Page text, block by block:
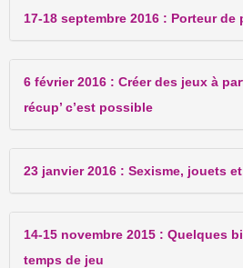
17-18 septembre 2016 : Porteur de
6 février 2016 : Créer des jeux à
récup’ c’est possible
23 janvier 2016 : Sexisme, jouets
14-15 novembre 2015 : Quelques
temps de jeu